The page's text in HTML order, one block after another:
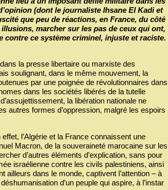
(dont le journaliste Ihsane El Kadi et
que peu de réactions, en France, du côté
marcher sur les pas de ceux qui ont,
ce système criminel, injuste et raciste.
la presse libertaire ou marxiste des
soulignant, dans le même mouvement, la
par une poignée de révolutionnaires dans
dans les sociétés libérés de la tutelle
la libération nationale ne
autres formes d’oppression, malgré les espoirs
l’Algérie et la France connaissent une
Macron, de la souveraineté marocaine sur les
d’autres éléments d’explication, sans pour
israélienne contre les civils palestiniens, ainsi
dans le monde, captivent l’attention – à
d’un peuple qui aspire, à l’instar